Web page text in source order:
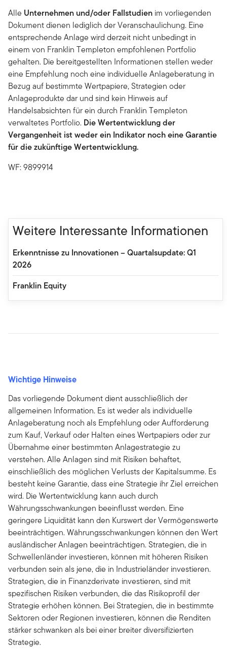
Alle Unternehmen und/oder Fallstudien im vorliegenden
Dokument dienen lediglich der Veranschaulichung. Eine
entsprechende Anlage wird derzeit nicht unbedingt in
einem von Franklin Templeton empfohlenen Portfolio
gehalten. Die bereitgestellten Informationen stellen weder
eine Empfehlung noch eine individuelle Anlageberatung in
Bezug auf bestimmte Wertpapiere, Strategien oder
Anlageprodukte dar und sind kein Hinweis auf
Handelsabsichten für ein durch Franklin Templeton
verwaltetes Portfolio. Die Wertentwicklung der
Vergangenheit ist weder ein Indikator noch eine Garantie
für die zukünftige Wertentwicklung.
WF: 9899914
Weitere Interessante Informationen
Erkenntnisse zu Innovationen – Quartalsupdate: Q1
2026
Franklin Equity
Wichtige Hinweise
Das vorliegende Dokument dient ausschließlich der
allgemeinen Information. Es ist weder als individuelle
Anlageberatung noch als Empfehlung oder Aufforderung
zum Kauf, Verkauf oder Halten eines Wertpapiers oder zur
Übernahme einer bestimmten Anlagestrategie zu
verstehen. Alle Anlagen sind mit Risiken behaftet,
einschließlich des möglichen Verlusts der Kapitalsumme. Es
besteht keine Garantie, dass eine Strategie ihr Ziel erreichen
wird. Die Wertentwicklung kann auch durch
Währungsschwankungen beeinflusst werden. Eine
geringere Liquidität kann den Kurswert der Vermögenswerte
beeinträchtigen. Währungsschwankungen können den Wert
ausländischer Anlagen beeinträchtigen. Strategien, die in
Schwellenländer investieren, können mit höheren Risiken
verbunden sein als jene, die in Industrieländer investieren.
Strategien, die in Finanzderivate investieren, sind mit
spezifischen Risiken verbunden, die das Risikoprofil der
Strategie erhöhen können. Bei Strategien, die in bestimmte
Sektoren oder Regionen investieren, können die Renditen
stärker schwanken als bei einer breiter diversifizierten
Strategie.